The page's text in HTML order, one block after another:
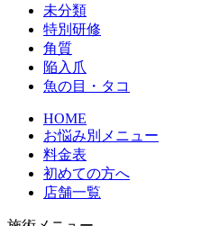
未分類
特別研修
角質
陥入爪
魚の目・タコ
HOME
お悩み別メニュー
料金表
初めての方へ
店舗一覧